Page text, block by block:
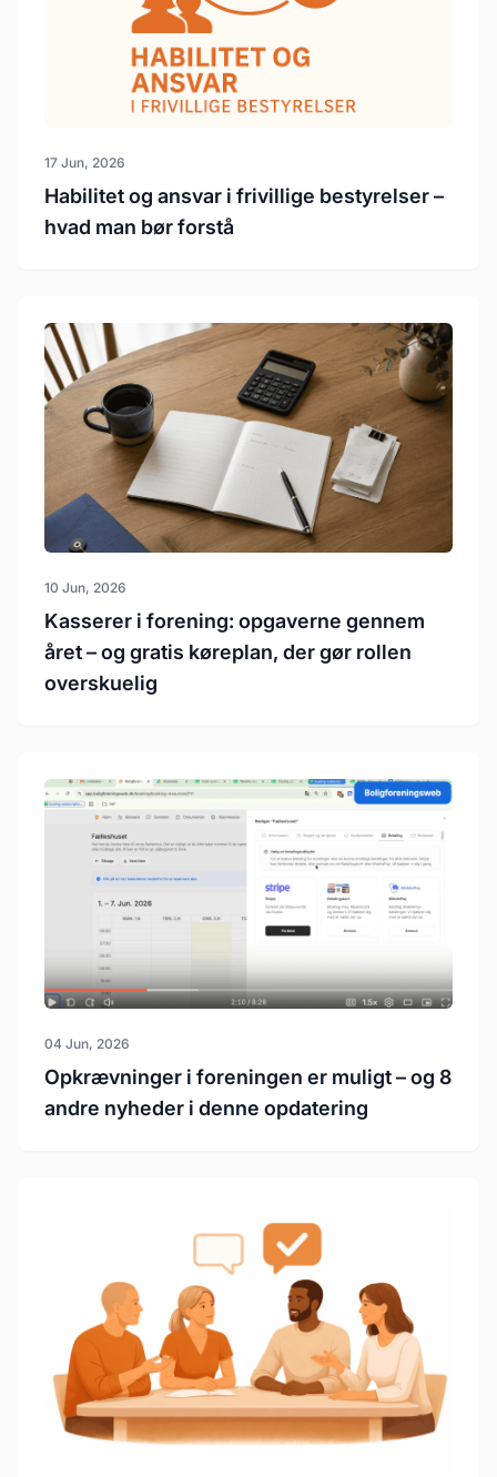
17 Jun, 2026
Habilitet og ansvar i frivillige bestyrelser –
hvad man bør forstå
10 Jun, 2026
Kasserer i forening: opgaverne gennem
året – og gratis køreplan, der gør rollen
overskuelig
04 Jun, 2026
Opkrævninger i foreningen er muligt – og 8
andre nyheder i denne opdatering